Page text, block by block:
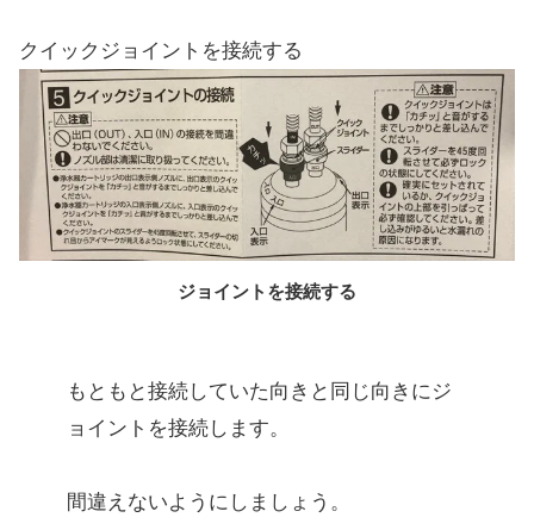
クイックジョイントを接続する
ジョイントを接続する
もともと接続していた向きと同じ向きにジ
ョイントを接続します。
間違えないようにしましょう。